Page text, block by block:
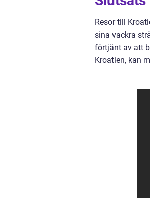
Resor till
sina vackra
förtjänt av att
Kroatien, kan